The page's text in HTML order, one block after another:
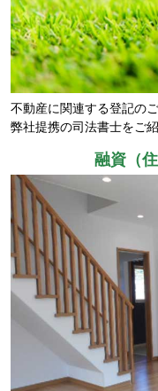
不動産に関連する登記の
弊社提携の司法書士をご紹
融資（